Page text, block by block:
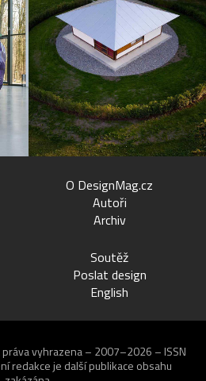
O DesignMag.cz
Autoři
Archiv
Soutěž
Poslat design
English
vyhrazena – 2007–2026 – ISSN
redakce je další publikace obsahu